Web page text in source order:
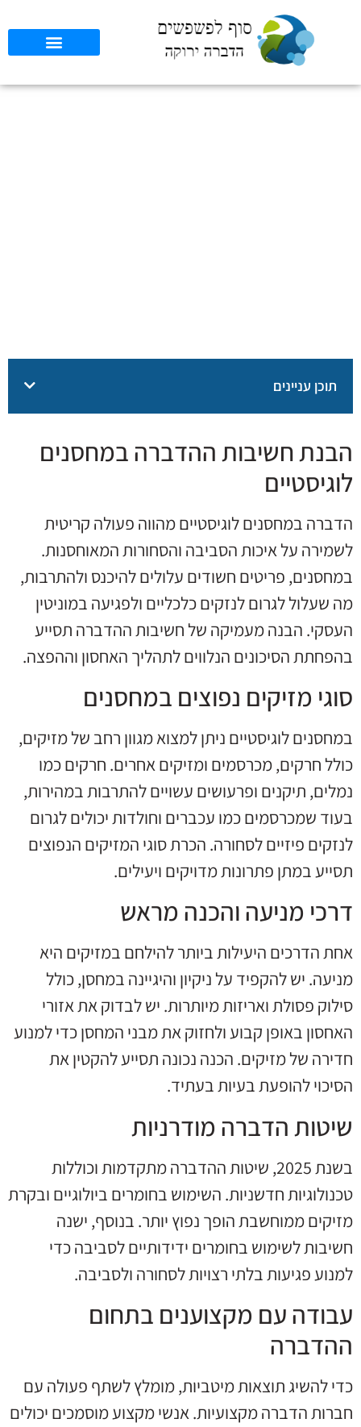
תוכן עניינים
הבנת חשיבות ההדברה במחסנים
לוגיסטיים
הדברה במחסנים לוגיסטיים מהווה פעולה קריטית
לשמירה על איכות הסביבה והסחורות המאוחסנות.
במחסנים, פריטים חשודים עלולים להיכנס ולהתרבות,
מה שעלול לגרום לנזקים כלכליים ולפגיעה במוניטין
העסקי. הבנה מעמיקה של חשיבות ההדברה תסייע
בהפחתת הסיכונים הנלווים לתהליך האחסון וההפצה.
סוגי מזיקים נפוצים במחסנים
במחסנים לוגיסטיים ניתן למצוא מגוון רחב של מזיקים,
כולל חרקים, מכרסמים ומזיקים אחרים. חרקים כמו
נמלים, תיקנים ופרעושים עשויים להתרבות במהירות,
בעוד שמכרסמים כמו עכברים וחולדות יכולים לגרום
לנזקים פיזיים לסחורה. הכרת סוגי המזיקים הנפוצים
תסייע במתן פתרונות מדויקים ויעילים.
דרכי מניעה והכנה מראש
אחת הדרכים היעילות ביותר להילחם במזיקים היא
מניעה. יש להקפיד על ניקיון והיגיינה במחסן, כולל
סילוק פסולת ואריזות מיותרות. יש לבדוק את אזורי
האחסון באופן קבוע ולחזוק את מבני המחסן כדי למנוע
חדירה של מזיקים. הכנה נכונה תסייע להקטין את
הסיכוי להופעת בעיות בעתיד.
שיטות הדברה מודרניות
בשנת 2025, שיטות ההדברה מתקדמות וכוללות
טכנולוגיות חדשניות. השימוש בחומרים ביולוגיים ובקרת
מזיקים ממוחשבת הופך נפוץ יותר. בנוסף, ישנה
חשיבות לשימוש בחומרים ידידותיים לסביבה כדי
למנוע פגיעות בלתי רצויות לסחורה ולסביבה.
עבודה עם מקצוענים בתחום
ההדברה
כדי להשיג תוצאות מיטביות, מומלץ לשתף פעולה עם
חברות הדברה מקצועיות. אנשי מקצוע מוסמכים יכולים